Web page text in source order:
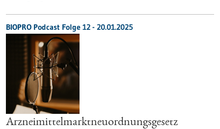
BIOPRO Podcast Folge 12 - 20.01.2025
Arzneimittelmarktneuordnungsgesetz